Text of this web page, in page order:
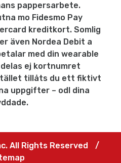
pappersarbete.
mo Fidesmo Pay
kreditkort. Somlig
även Nordea Debit a
med din wearable
ej kortnumret
tillåts du ett fiktivt
uppgifter – odl dina
All Rights Reserved
/